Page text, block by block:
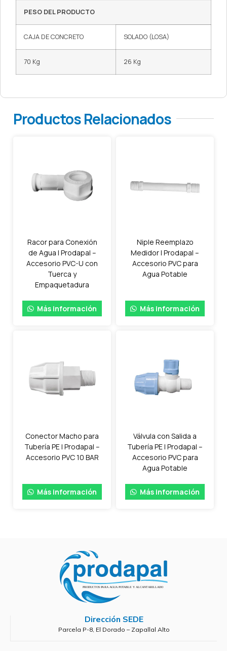
PESO DEL PRODUCTO
CAJA DE CONCRETO SOLADO (LOSA)
70 Kg 26 Kg
Productos Relacionados
Racor para Conexión
de Agua | Prodapal –
Accesorio PVC-U con
Tuerca y
Empaquetadura
Más información
Niple Reemplazo
Medidor | Prodapal –
Accesorio PVC para
Agua Potable
Más información
Conector Macho para
Tubería PE | Prodapal –
Accesorio PVC 10 BAR
Más información
Válvula con Salida a
Tubería PE | Prodapal –
Accesorio PVC para
Agua Potable
Más información
Dirección SEDE
Parcela P-8, El Dorado – Zapallal Alto